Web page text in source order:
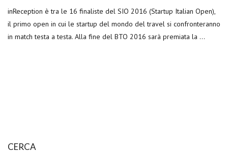
inReception è tra le 16 finaliste del SIO 2016 (Startup Italian Open),
il primo open in cui le startup del mondo del travel si confronteranno
in match testa a testa. Alla fine del BTO 2016 sarà premiata la …
CERCA